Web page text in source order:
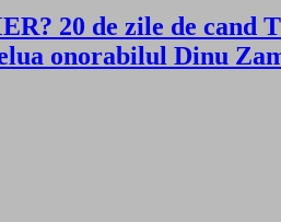
20 de zile de cand
onorabilul Dinu